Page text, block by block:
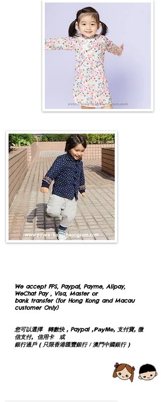
We accept FPS, Paypal, Payme, Alipay,
WeChat Pay , Visa, Master or
bank transfer (for Hong Kong and Macau
customer Only)
您可以選擇 轉數快 , Paypal ,PayMe, 支付寶, 微
信支付, 信用卡 或
銀行過戶​ ( 只限香港匯豐銀行 / 澳門中國銀行 )